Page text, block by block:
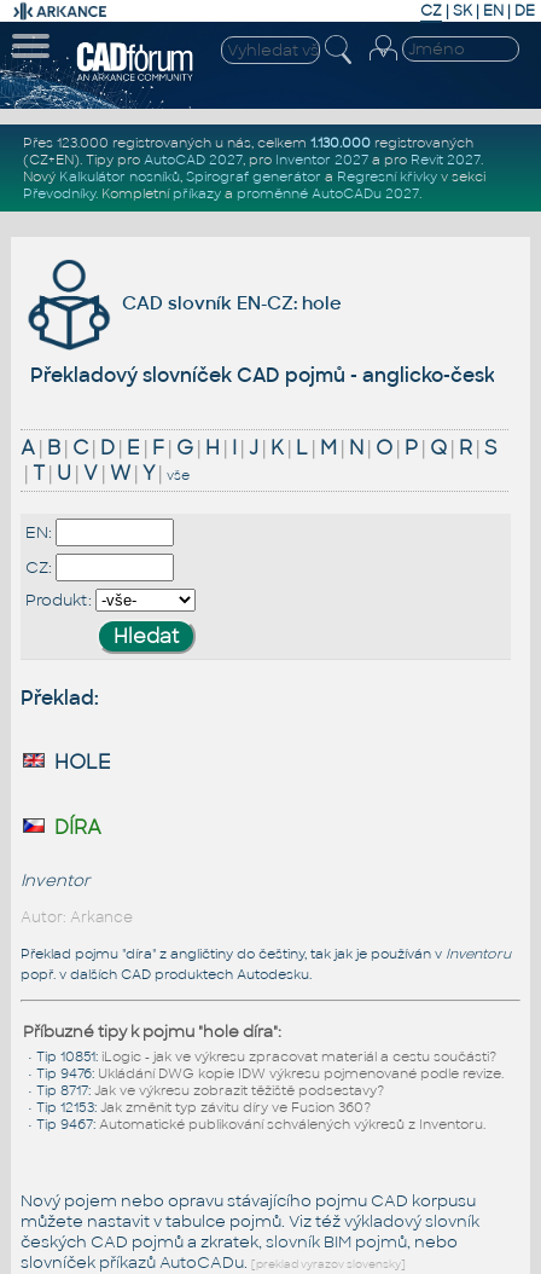
CZ | SK| EN | DE
Přes 123.000 registrovaných u nás, celkem 1.130.000registrovaných
(CZ+EN). Tipy pro AutoCAD 2027, pro Inventor 2027a pro Revit 2027.
Nový Kalkulátor nosníků, Spirograf generátor a Regresní křivkyv sekci
Převodníky. Kompletní příkazya proměnné AutoCADu 2027.
CAD slovník EN-CZ: hole
Překladový slovníček CAD pojmů - anglicko-český
A| B| C| D| E | F| G| H | I| J| K| L| M| N| O| P| Q| R| S
| T| U | V| W| Y| vše
EN:
CZ:
Produkt:
Překlad:
hole
díra
Inventor
Autor: Arkance
Překlad pojmu "díra" z angličtiny do češtiny, tak jak je používán v Inventoru
popř. v dalších CAD produktech Autodesku.
Příbuzné tipy k pojmu "hole díra":
• Tip 10851: iLogic - jak ve výkresu zpracovat materiál a cestu součásti?
• Tip 9476: Ukládání DWG kopie IDW výkresu pojmenované podle revize.
• Tip 8717: Jak ve výkresu zobrazit těžiště podsestavy?
• Tip 12153: Jak změnit typ závitu díry ve Fusion 360?
• Tip 9467: Automatické publikování schválených výkresů z Inventoru.
Nový pojem nebo opravu stávajícího pojmu CAD korpusu
můžete nastavit v tabulce pojmů. Viz téžvýkladový slovník
českých CAD pojmů a zkratek,slovník BIM pojmů, nebo
slovníček příkazů AutoCADu. [preklad vyrazov slovensky]